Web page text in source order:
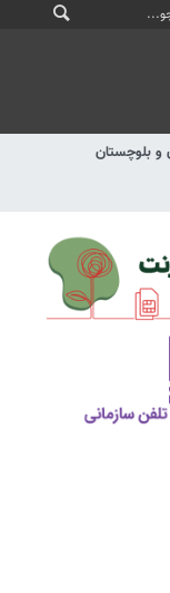
بلوچستان